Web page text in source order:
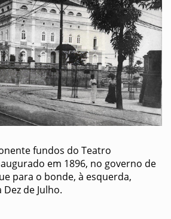
fundos do Teatro
em 1896, no governo de
para o bonde, à esquerda,
de Julho.